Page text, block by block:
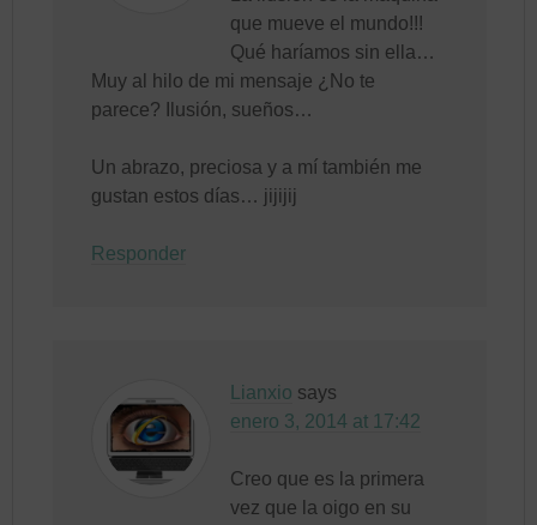
que mueve el mundo!!!
Qué haríamos sin ella…
Muy al hilo de mi mensaje ¿No te
parece? Ilusión, sueños…
Un abrazo, preciosa y a mí también me
gustan estos días… jijijij
Responder
Lianxio says
enero 3, 2014 at 17:42
Creo que es la primera
vez que la oigo en su